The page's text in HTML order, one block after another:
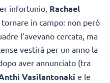
infortunio, Rachael
in campo: non però
l’avevano cercata, ma
vestirà per un anno la
aver annunciato (tra
Vasilantonaki e le